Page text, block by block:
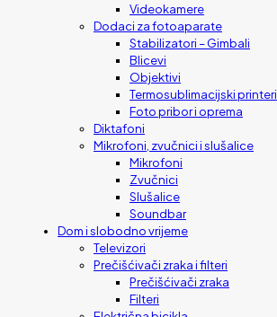
Videokamere
Dodaci za fotoaparate
Stabilizatori – Gimbali
Blicevi
Objektivi
Termosublimacijski printeri
Foto pribor i oprema
Diktafoni
Mikrofoni, zvučnici i slušalice
Mikrofoni
Zvučnici
Slušalice
Soundbar
Dom i slobodno vrijeme
Televizori
Prečišćivači zraka i filteri
Prečišćivači zraka
Filteri